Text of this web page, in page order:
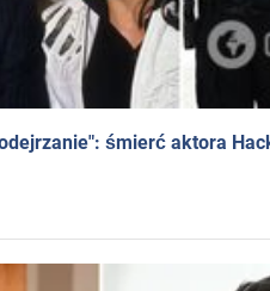
śmierć aktora